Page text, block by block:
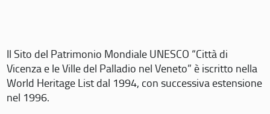
Il Sito del Patrimonio Mondiale UNESCO “Città di
Vicenza e le Ville del Palladio nel Veneto” è iscritto nella
World Heritage List dal 1994, con successiva estensione
nel 1996.